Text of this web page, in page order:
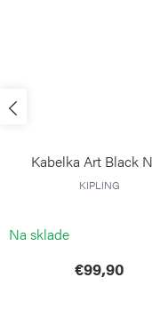
Kabelka Art Black
KIPLING
Na sklade
€99,90